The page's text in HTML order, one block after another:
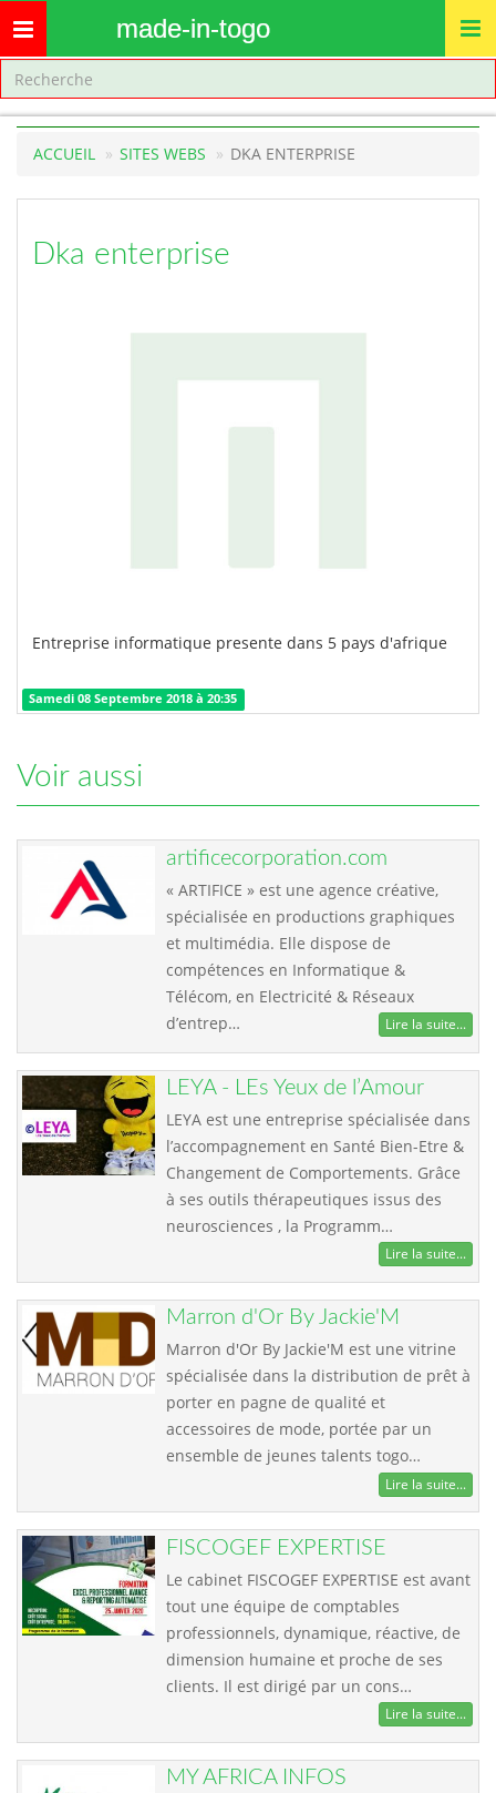
Toggle
navigation
made-in-togo
ACCUEIL SITES WEBS DKA ENTERPRISE
Dka enterprise
Entreprise informatique presente dans 5 pays d'afrique
Samedi 08 Septembre 2018 à 20:35
Voir aussi
artificecorporation.com
« ARTIFICE » est une agence créative,
spécialisée en productions graphiques
et multimédia. Elle dispose de
compétences en Informatique &
Télécom, en Electricité & Réseaux
d’entrep…
Lire la suite...
LEYA - LEs Yeux de l’Amour
LEYA est une entreprise spécialisée dans
l’accompagnement en Santé Bien-Etre &
Changement de Comportements. Grâce
à ses outils thérapeutiques issus des
neurosciences , la Programm…
Lire la suite...
Marron d'Or By Jackie'M
Marron d'Or By Jackie'M est une vitrine
spécialisée dans la distribution de prêt à
porter en pagne de qualité et
accessoires de mode, portée par un
ensemble de jeunes talents togo…
Lire la suite...
FISCOGEF EXPERTISE
Le cabinet FISCOGEF EXPERTISE est avant
tout une équipe de comptables
professionnels, dynamique, réactive, de
dimension humaine et proche de ses
clients. Il est dirigé par un cons…
Lire la suite...
MY AFRICA INFOS